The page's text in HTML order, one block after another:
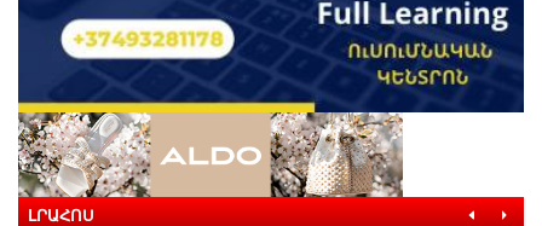
ԼՐԱՀՈՍ